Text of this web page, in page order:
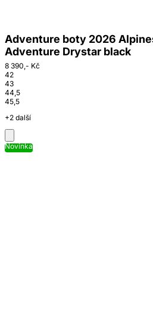
Adventure boty 2026
Adventure Drystar black
8 390,- Kč
42
43
44,5
45,5
+2 další
Novinka